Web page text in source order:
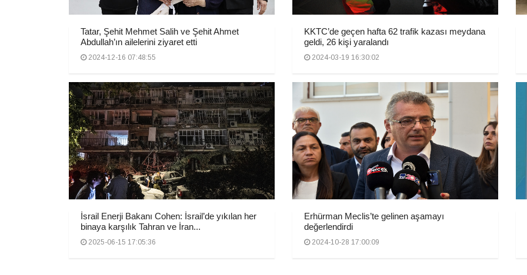
Tatar, Şehit Mehmet Salih ve Şehit Ahmet
Abdullah’ın ailelerini ziyaret etti
2024-12-16 07:48:55
KKTC’de geçen hafta 62 trafik kazası meydana
geldi, 26 kişi yaralandı
2024-03-19 16:30:02
İsrail Enerji Bakanı Cohen: İsrail’de yıkılan her
binaya karşılık Tahran ve İran...
2025-06-15 17:05:36
Erhürman Meclis’te gelinen aşamayı
değerlendirdi
2024-10-28 17:00:09